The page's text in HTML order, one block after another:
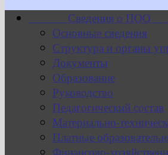
Сведения о ПОО
Основные сведения
Структура и органы
Документы
Образование
Руководство
Педагогический состав
Материально-
Платные
Финансово-